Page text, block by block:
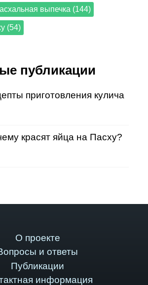
выпечка (144)
(54)
публикации
приготовления кулича
красят яйца на Пасху?
О проекте
и ответы
Публикации
информация